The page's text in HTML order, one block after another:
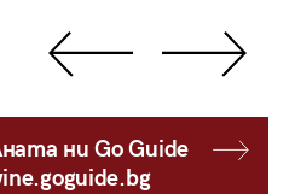
ни Go Guide